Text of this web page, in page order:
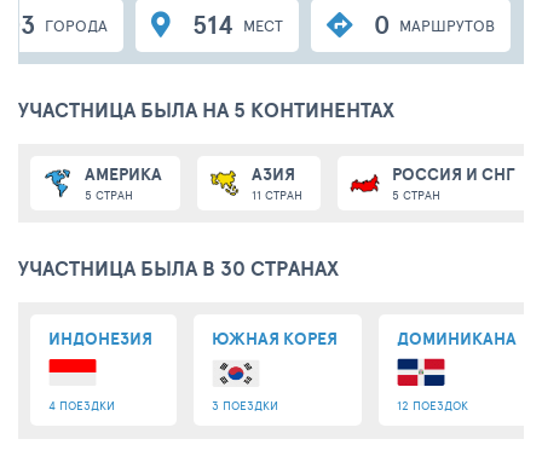
ГОРОДА 514 МЕСТ 0 МАРШРУТОВ
УЧАСТНИЦА БЫЛА НА 5 КОНТИНЕНТАХ
АМЕРИКА
5 СТРАН
АЗИЯ
11 СТРАН
РОССИЯ И СНГ
5 СТРАН
УЧАСТНИЦА БЫЛА В 30 СТРАНАХ
ИНДОНЕЗИЯ
4 ПОЕЗДКИ
ЮЖНАЯ КОРЕЯ
3 ПОЕЗДКИ
ДОМИНИКАНА
12 ПОЕЗДОК